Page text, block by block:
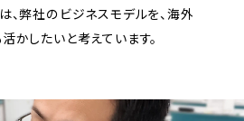
、弊社のビジネスモデルを、海外
かしたいと考えています。